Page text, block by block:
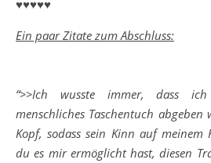
♥♥♥♥♥
Ein paar Zitate zum Abschluss:
“>>Ich wusste immer, dass
menschliches Taschentuch abgeben
Kopf, sodass sein Kinn auf meinem
du es mir ermöglicht hast, diesen